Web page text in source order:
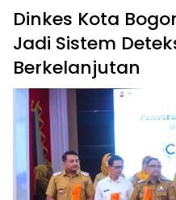
Dinkes Kota
Jadi Sistem
Berkelanjutan